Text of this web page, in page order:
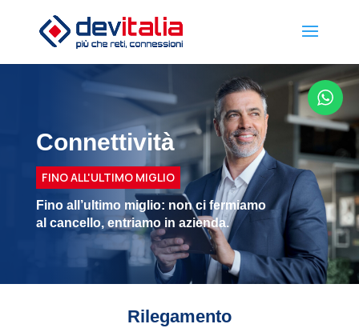
Connettività
FINO ALL'ULTIMO MIGLIO
Fino all’ultimo miglio: non ci fermiamo
al cancello, entriamo in azienda.
Rilegamento